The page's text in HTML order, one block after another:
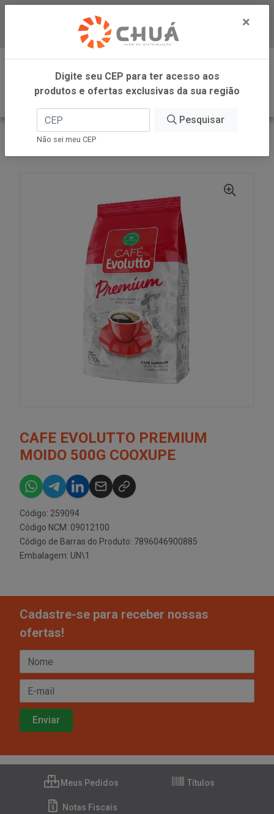
Baixe já nosso APP
0
INÍCIO
COOXUPE CAFES
CAFE EVOLUTTO PREMIUM
MOIDO 500G COOXUPE
Código: 259094
Código NCM: 09012100
Código de Barras do Produto: 7896046900885
Embalagem: UN\1
Cadastre-se para receber nossas
ofertas!
Meus Pedidos Títulos
Notas Fiscais
×
Digite seu CEP para ter acesso aos
produtos e ofertas exclusivas da sua região
Pesquisar
Não sei meu CEP